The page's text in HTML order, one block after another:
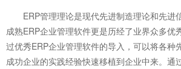
ERP管理理论是现代先进制造理论和先进
成熟ERP企业管理软件更是历经了业界众多优
过优秀ERP企业管理软件的导入，可以将各种
成功企业的实践经验快速移植到企业中来。通